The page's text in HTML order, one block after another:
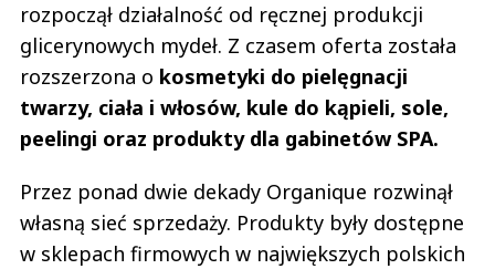
rozpoczął działalność od ręcznej produkcji
glicerynowych mydeł. Z czasem oferta została
rozszerzona o kosmetyki do pielęgnacji
twarzy, ciała i włosów, kule do kąpieli, sole,
peelingi oraz produkty dla gabinetów SPA.
Przez ponad dwie dekady Organique rozwinął
własną sieć sprzedaży. Produkty były dostępne
w sklepach firmowych w największych polskich